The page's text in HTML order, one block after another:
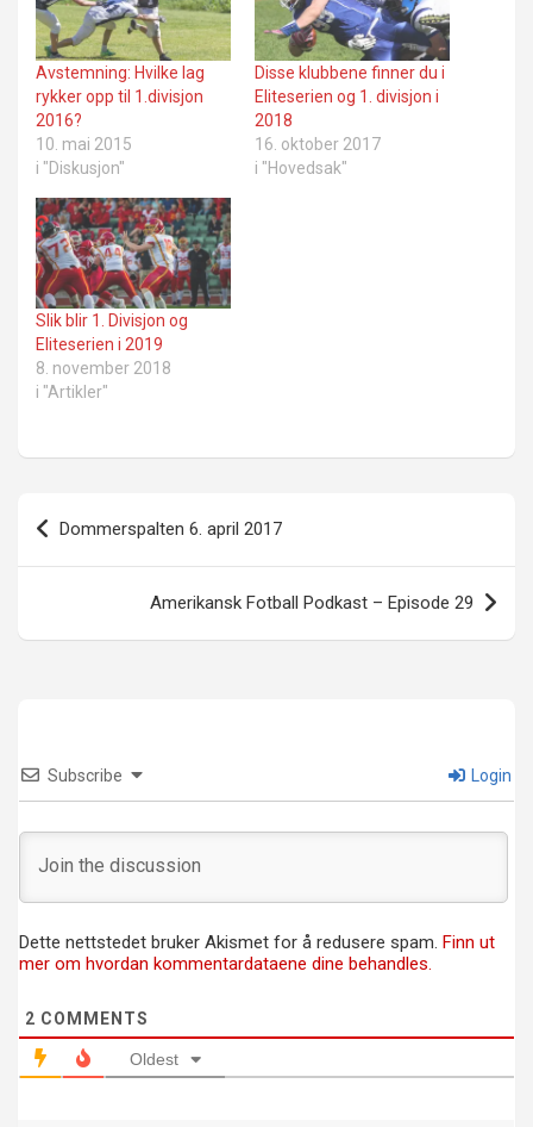
Avstemning: Hvilke lag
rykker opp til 1.divisjon
2016?
10. mai 2015
i "Diskusjon"
Disse klubbene finner du i
Eliteserien og 1. divisjon i
2018
16. oktober 2017
i "Hovedsak"
Slik blir 1. Divisjon og
Eliteserien i 2019
8. november 2018
i "Artikler"
Innleggsnavigasjon
Dommerspalten 6. april 2017
Amerikansk Fotball Podkast – Episode 29
Subscribe Login
Dette nettstedet bruker Akismet for å redusere spam. Finn ut
mer om hvordan kommentardataene dine behandles.
2 COMMENTS
Oldest